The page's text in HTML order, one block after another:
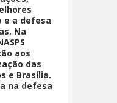
e a defesa
Na
aos
das
e Brasília.
na defesa